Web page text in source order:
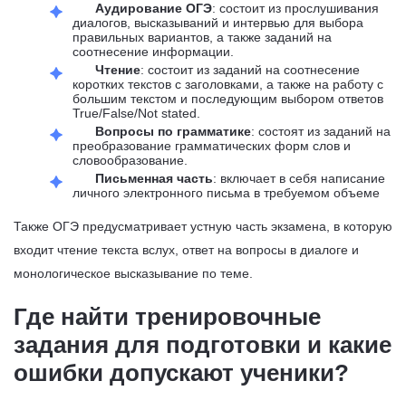
Аудирование ОГЭ: состоит из прослушивания
диалогов, высказываний и интервью для выбора
правильных вариантов, а также заданий на
соотнесение информации.
Чтение: состоит из заданий на соотнесение
коротких текстов с заголовками, а также на работу с
большим текстом и последующим выбором ответов
True/False/Not stated.
Вопросы по грамматике: состоят из заданий на
преобразование грамматических форм слов и
словообразование.
Письменная часть: включает в себя написание
личного электронного письма в требуемом объеме
Также ОГЭ предусматривает устную часть экзамена, в которую
входит чтение текста вслух, ответ на вопросы в диалоге и
монологическое высказывание по теме.
Где найти тренировочные
задания для подготовки и какие
ошибки допускают ученики?